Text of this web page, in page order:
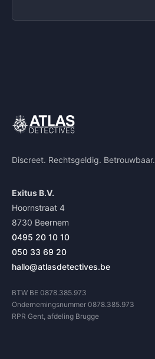
Discreet. Rechtsgeldig. Betrouwbaar.
Exitus B.V.
Hoornstraat 4
8730 Beernem
0495 20 10 10
050 33 69 20
hallo@atlasdetectives.be
BTW BE 0878.385.973
Ondernemingsnummer 0878.385.973
RPR Gent, afdeling Brugge